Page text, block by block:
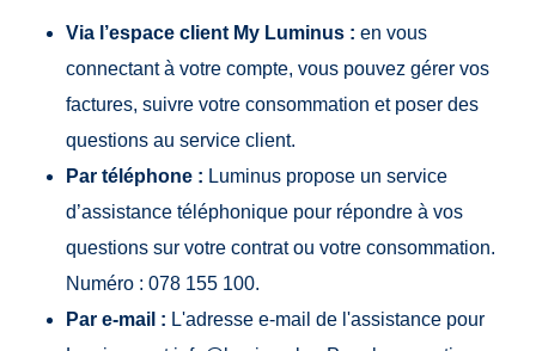
Via l’espace client My Luminus : en vous
connectant à votre compte, vous pouvez gérer vos
factures, suivre votre consommation et poser des
questions au service client.
Par téléphone : Luminus propose un service
d’assistance téléphonique pour répondre à vos
questions sur votre contrat ou votre consommation.
Numéro : 078 155 100.
Par e-mail : L'adresse e-mail de l'assistance pour